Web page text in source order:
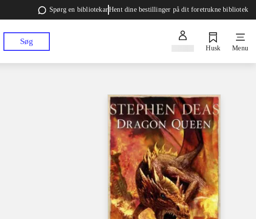
Spørg en bibliotekarHent dine bestillinger på dit foretrukne bibliotek
Søg
Husk Menu